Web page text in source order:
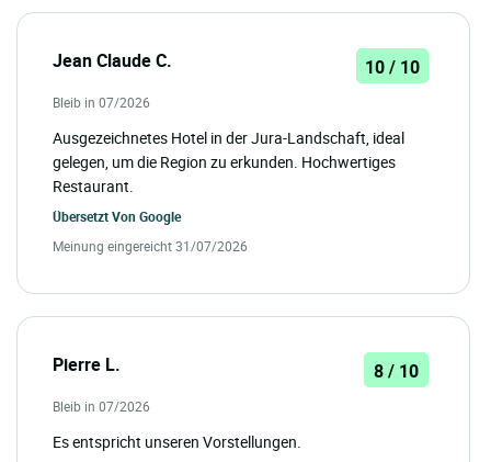
Jean Claude C. 10 / 10
Bleib in 07/2026
Ausgezeichnetes Hotel in der Jura-Landschaft, ideal
gelegen, um die Region zu erkunden. Hochwertiges
Restaurant.
Übersetzt Von Google
Meinung eingereicht 31/07/2026
Pierre L. 8 / 10
Bleib in 07/2026
Es entspricht unseren Vorstellungen.